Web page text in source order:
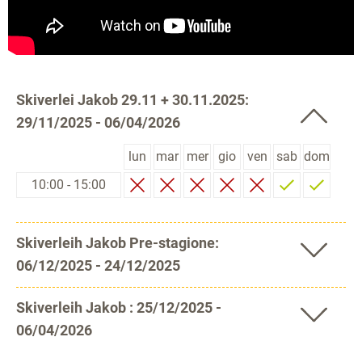
Skiverlei Jakob 29.11 + 30.11.2025:
29/11/2025 - 06/04/2026
lun mar mer gio ven sab dom
10:00 - 15:00
Skiverleih Jakob Pre-stagione:
06/12/2025 - 24/12/2025
Skiverleih Jakob : 25/12/2025 -
06/04/2026